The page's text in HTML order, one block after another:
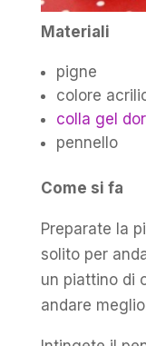
Materiali
pigne
colore
colla gel
pennello
Come si fa
Preparate la
solito per
un piattino di
andare